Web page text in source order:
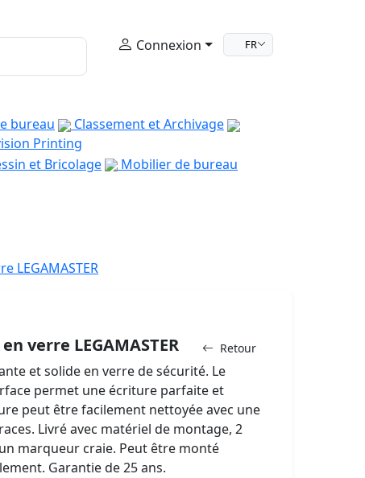
Connexion FR
bureau
Classement et Archivage
Printing
et Bricolage
Mobilier de bureau
LEGAMASTER
Retour
verre LEGAMASTER
et solide en verre de sécurité. Le
permet une écriture parfaite et
peut être facilement nettoyée avec une
Livré avec matériel de montage, 2
marqueur craie. Peut être monté
Garantie de 25 ans.